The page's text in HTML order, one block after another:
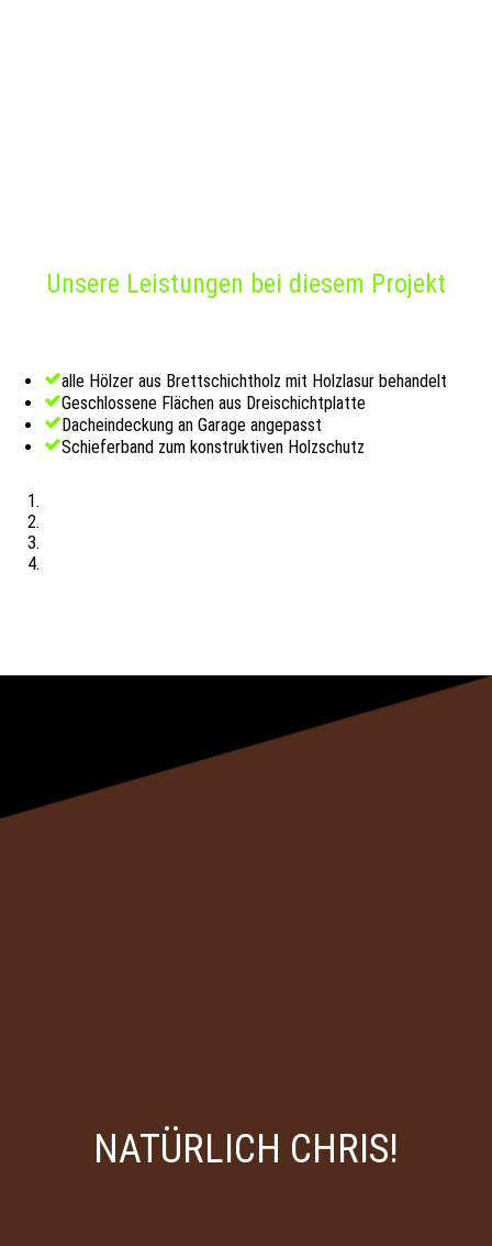
Unsere Leistungen bei diesem Projekt
alle Hölzer aus Brettschichtholz mit Holzlasur behandelt
Geschlossene Flächen aus Dreischichtplatte
Dacheindeckung an Garage angepasst
Schieferband zum konstruktiven Holzschutz
NATÜRLICH CHRIS!